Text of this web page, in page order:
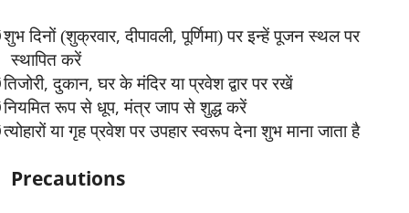
शुभ दिनों (शुक्रवार,दीपावली,पूर्णिमा) पर इन्हें पूजन स्थल पर
स्थापित करें
तिजोरी,दुकान,घर के मंदिर या प्रवेश द्वार पर रखें
नियमित रूप से धूप,मंत्र जाप से शुद्ध करें
त्योहारों या गृह प्रवेश पर उपहार स्वरूप देना शुभ माना जाता है
Precautions